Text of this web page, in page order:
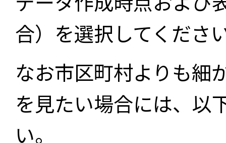
合）を選択してくださ
なお市区町村よりも細
を見たい場合には、以
い。